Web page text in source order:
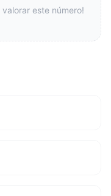
valorar este número!